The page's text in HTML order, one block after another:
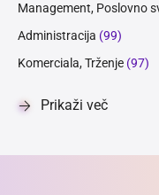
Management, Poslovno
Administracija (99)
Komerciala, Trženje (97)
Prikaži več